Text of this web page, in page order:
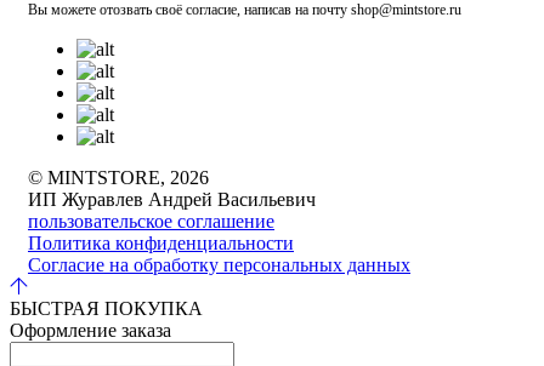
Вы можете отозвать своё согласие, написав на почту shop@mintstore.ru
© MINTSTORE, 2026
ИП Журавлев Андрей Васильевич
пользовательское соглашение
Политика конфиденциальности
Согласие на обработку персональных данных
БЫСТРАЯ ПОКУПКА
Оформление заказа